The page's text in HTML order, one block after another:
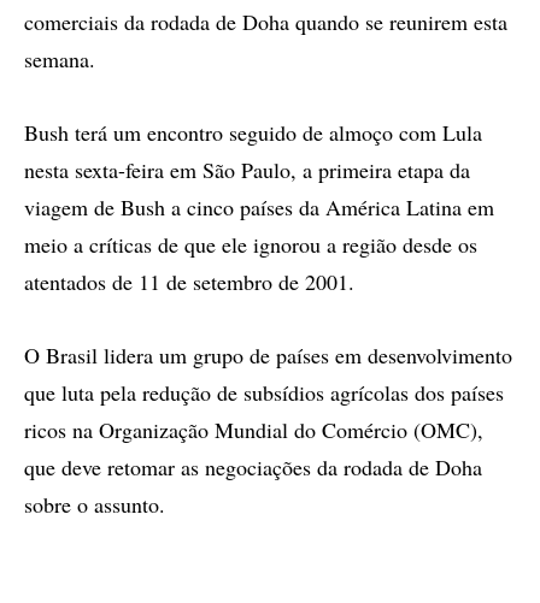
comerciais da rodada de Doha quando se reunirem esta
semana.
Bush terá um encontro seguido de almoço com Lula
nesta sexta-feira em São Paulo, a primeira etapa da
viagem de Bush a cinco países da América Latina em
meio a críticas de que ele ignorou a região desde os
atentados de 11 de setembro de 2001.
O Brasil lidera um grupo de países em desenvolvimento
que luta pela redução de subsídios agrícolas dos países
ricos na Organização Mundial do Comércio (OMC),
que deve retomar as negociações da rodada de Doha
sobre o assunto.